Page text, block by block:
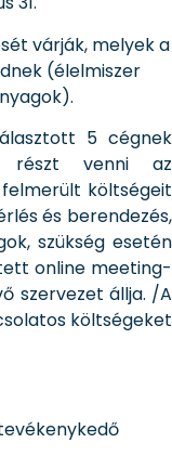
várják, melyek a
(élelmiszer
5 cégnek
részt venni az
költségeit
és berendezés,
szükség esetén
online meeting-
szervezet állja. /A
költségeket